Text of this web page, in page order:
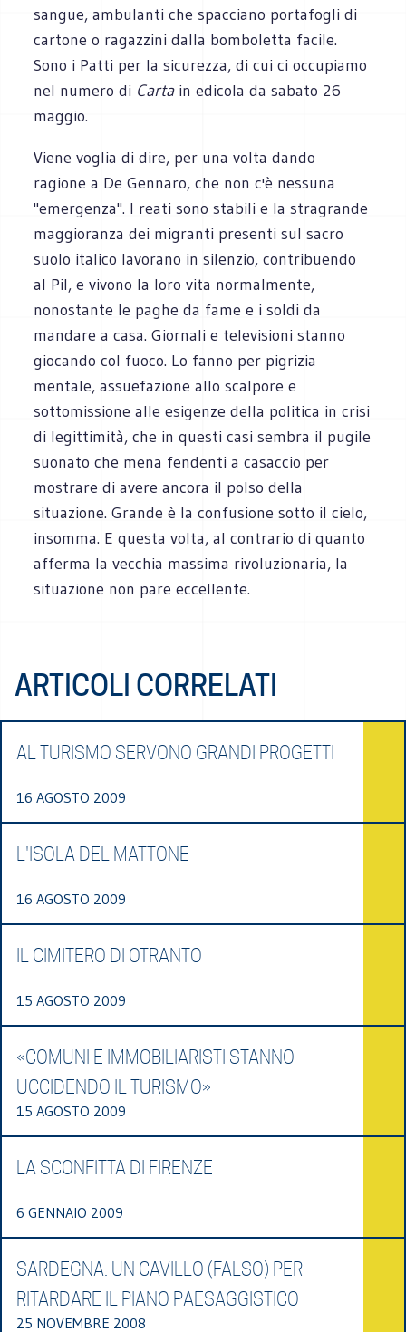
sangue, ambulanti che spacciano portafogli di
cartone o ragazzini dalla bomboletta facile.
Sono i Patti per la sicurezza, di cui ci occupiamo
nel numero di Cartain edicola da sabato 26
maggio.
Viene voglia di dire, per una volta dando
ragione a De Gennaro, che non c'è nessuna
"emergenza". I reati sono stabili e la stragrande
maggioranza dei migranti presenti sul sacro
suolo italico lavorano in silenzio, contribuendo
al Pil, e vivono la loro vita normalmente,
nonostante le paghe da fame e i soldi da
mandare a casa. Giornali e televisioni stanno
giocando col fuoco. Lo fanno per pigrizia
mentale, assuefazione allo scalpore e
sottomissione alle esigenze della politica in crisi
di legittimità, che in questi casi sembra il pugile
suonato che mena fendenti a casaccio per
mostrare di avere ancora il polso della
situazione. Grande è la confusione sotto il cielo,
insomma. E questa volta, al contrario di quanto
afferma la vecchia massima rivoluzionaria, la
situazione non pare eccellente.
ARTICOLI CORRELATI
AL TURISMO SERVONO GRANDI PROGETTI
16 AGOSTO 2009
L'ISOLA DEL MATTONE
16 AGOSTO 2009
IL CIMITERO DI OTRANTO
15 AGOSTO 2009
«COMUNI E IMMOBILIARISTI STANNO
UCCIDENDO IL TURISMO»
15 AGOSTO 2009
LA SCONFITTA DI FIRENZE
6 GENNAIO 2009
SARDEGNA: UN CAVILLO (FALSO) PER
RITARDARE IL PIANO PAESAGGISTICO
25 NOVEMBRE 2008